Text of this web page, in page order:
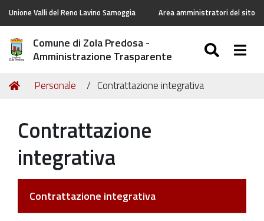
Unione Valli del Reno Lavino Samoggia Area amministratori del sito
Comune di Zola Predosa -
Amministrazione Trasparente
Tu
Home
Personale Contrattazione integrativa
Contrattazione
integrativa
Contrattazione integrativa